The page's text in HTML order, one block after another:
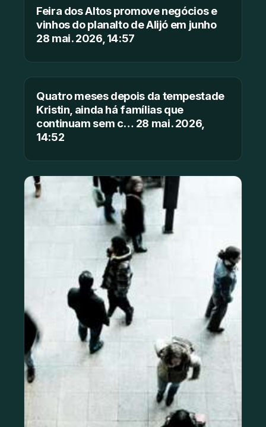
Feira dos Altos promove negócios e
vinhos do planalto de Alijó em junho
28 mai. 2026, 14:57
Quatro meses depois da tempestade
Kristin, ainda há famílias que
continuam sem c… 28 mai. 2026,
14:52